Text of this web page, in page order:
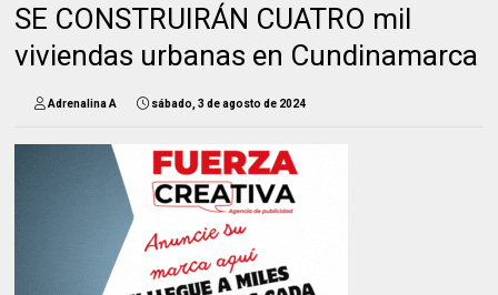
SE CONSTRUIRÁN CUATRO mil
viviendas urbanas en Cundinamarca
Adrenalina A sábado, 3 de agosto de 2024